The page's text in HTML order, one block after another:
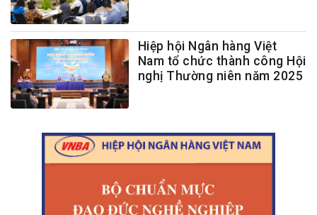
Hiệp hội Ngân hàng Việt
Nam tổ chức thành công Hội
nghị Thường niên năm 2025